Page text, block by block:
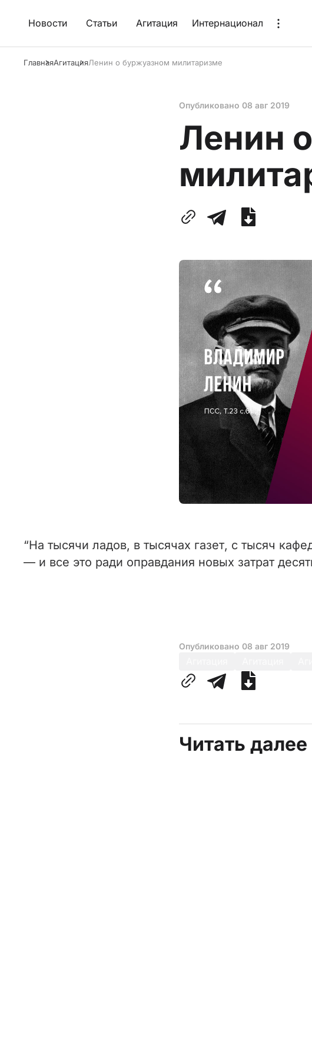
Новости Статьи Агитация Интернационал
ГлавнаяАгитацияЛенин о буржуазном милитаризме
Опубликовано 08 авг 2019
Ленин
“На тысячи ладов, в тысячах газет, с тысяч
— и все это ради оправдания новых затрат
Опубликовано 08 авг 2019
Читать далее